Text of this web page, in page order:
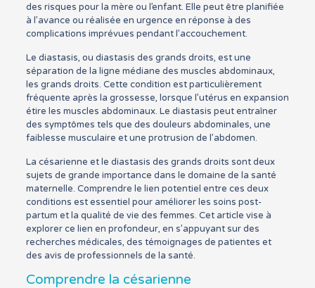
des risques pour la mère ou l’enfant. Elle peut être planifiée
à l’avance ou réalisée en urgence en réponse à des
complications imprévues pendant l’accouchement.
Le diastasis, ou diastasis des grands droits, est une
séparation de la ligne médiane des muscles abdominaux,
les grands droits. Cette condition est particulièrement
fréquente après la grossesse, lorsque l’utérus en expansion
étire les muscles abdominaux. Le diastasis peut entraîner
des symptômes tels que des douleurs abdominales, une
faiblesse musculaire et une protrusion de l’abdomen.
La césarienne et le diastasis des grands droits sont deux
sujets de grande importance dans le domaine de la santé
maternelle. Comprendre le lien potentiel entre ces deux
conditions est essentiel pour améliorer les soins post-
partum et la qualité de vie des femmes. Cet article vise à
explorer ce lien en profondeur, en s’appuyant sur des
recherches médicales, des témoignages de patientes et
des avis de professionnels de la santé.
Comprendre la césarienne